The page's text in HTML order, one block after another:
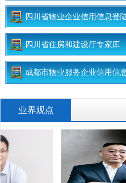
四川省物业企业信用信息登
四川省住房和建设厅专家库
成都市物业服务企业信用信
业界观点